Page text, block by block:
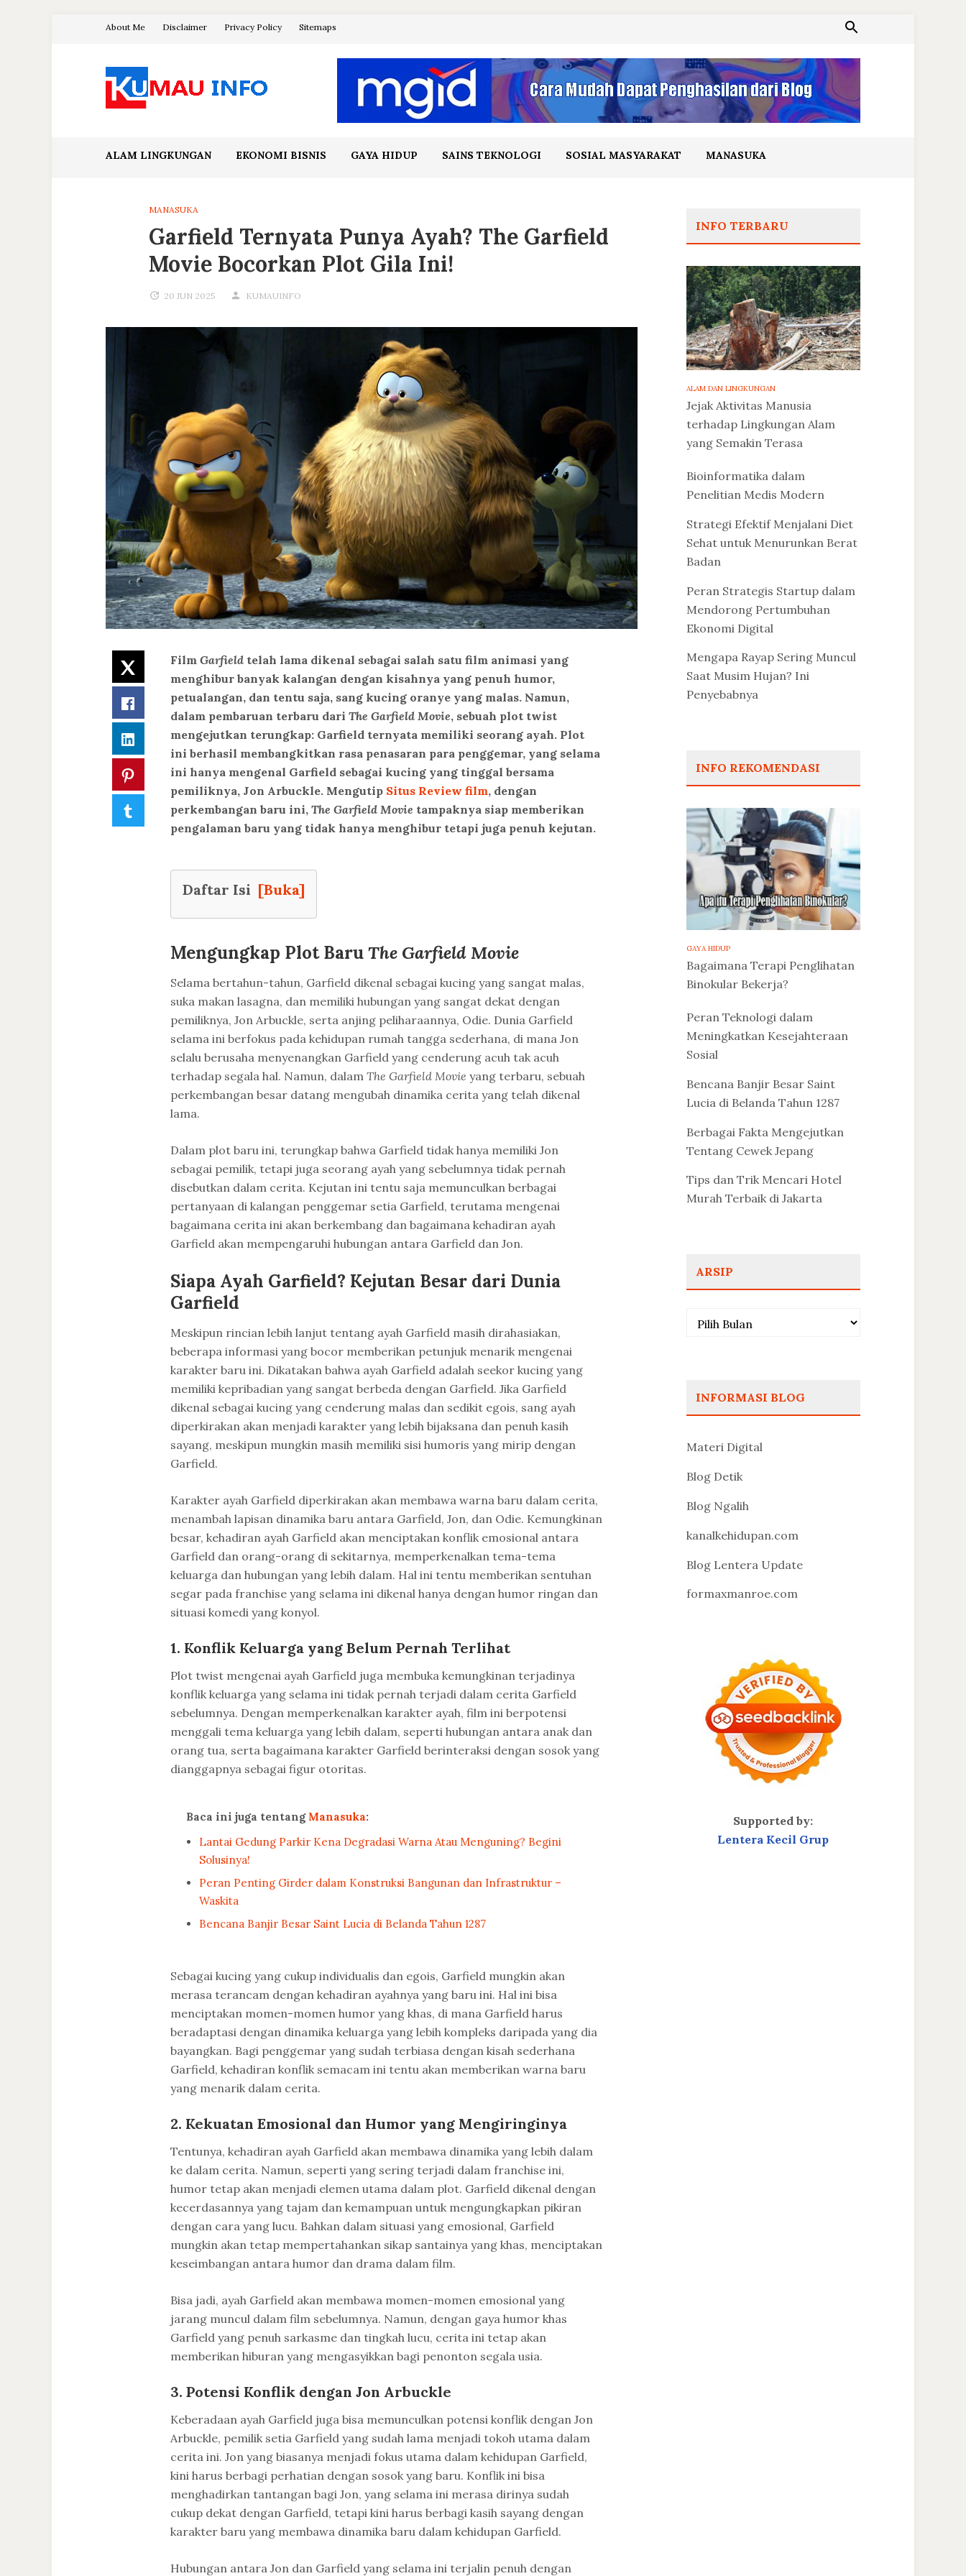
About Me Disclaimer Privacy Policy Sitemaps
ALAM LINGKUNGAN EKONOMI BISNIS GAYA HIDUP SAINS TEKNOLOGI SOSIAL MASYARAKAT MANASUKA
MANASUKA
Garfield Ternyata Punya Ayah? The Garfield
Movie Bocorkan Plot Gila Ini!
20 JUN 2025 KUMAUINFO
Twitter
Facebook
LinkedIn
Pinterest
Tumblr
Film Garfieldtelah lama dikenal sebagai salah satu film animasi yang
menghibur banyak kalangan dengan kisahnya yang penuh humor,
petualangan, dan tentu saja, sang kucing oranye yang malas. Namun,
dalam pembaruan terbaru dari The Garfield Movie, sebuah plot twist
mengejutkan terungkap: Garfield ternyata memiliki seorang ayah. Plot
ini berhasil membangkitkan rasa penasaran para penggemar, yang selama
ini hanya mengenal Garfield sebagai kucing yang tinggal bersama
pemiliknya, Jon Arbuckle. Mengutip Situs Review film, dengan
perkembangan baru ini, The Garfield Movie tampaknya siap memberikan
pengalaman baru yang tidak hanya menghibur tetapi juga penuh kejutan.
Daftar Isi [Buka]
Mengungkap Plot BaruThe Garfield Movie
Selama bertahun-tahun, Garfield dikenal sebagai kucing yang sangat malas,
suka makan lasagna, dan memiliki hubungan yang sangat dekat dengan
pemiliknya, Jon Arbuckle, serta anjing peliharaannya, Odie. Dunia Garfield
selama ini berfokus pada kehidupan rumah tangga sederhana, di mana Jon
selalu berusaha menyenangkan Garfield yang cenderung acuh tak acuh
terhadap segala hal. Namun, dalam The Garfield Movie yang terbaru, sebuah
perkembangan besar datang mengubah dinamika cerita yang telah dikenal
lama.
Dalam plot baru ini, terungkap bahwa Garfield tidak hanya memiliki Jon
sebagai pemilik, tetapi juga seorang ayah yang sebelumnya tidak pernah
disebutkan dalam cerita. Kejutan ini tentu saja memunculkan berbagai
pertanyaan di kalangan penggemar setia Garfield, terutama mengenai
bagaimana cerita ini akan berkembang dan bagaimana kehadiran ayah
Garfield akan mempengaruhi hubungan antara Garfield dan Jon.
Siapa Ayah Garfield? Kejutan Besar dari Dunia
Garfield
Meskipun rincian lebih lanjut tentang ayah Garfield masih dirahasiakan,
beberapa informasi yang bocor memberikan petunjuk menarik mengenai
karakter baru ini. Dikatakan bahwa ayah Garfield adalah seekor kucing yang
memiliki kepribadian yang sangat berbeda dengan Garfield. Jika Garfield
dikenal sebagai kucing yang cenderung malas dan sedikit egois, sang ayah
diperkirakan akan menjadi karakter yang lebih bijaksana dan penuh kasih
sayang, meskipun mungkin masih memiliki sisi humoris yang mirip dengan
Garfield.
Karakter ayah Garfield diperkirakan akan membawa warna baru dalam cerita,
menambah lapisan dinamika baru antara Garfield, Jon, dan Odie. Kemungkinan
besar, kehadiran ayah Garfield akan menciptakan konflik emosional antara
Garfield dan orang-orang di sekitarnya, memperkenalkan tema-tema
keluarga dan hubungan yang lebih dalam. Hal ini tentu memberikan sentuhan
segar pada franchise yang selama ini dikenal hanya dengan humor ringan dan
situasi komedi yang konyol.
1. Konflik Keluarga yang Belum Pernah Terlihat
Plot twist mengenai ayah Garfield juga membuka kemungkinan terjadinya
konflik keluarga yang selama ini tidak pernah terjadi dalam cerita Garfield
sebelumnya. Dengan memperkenalkan karakter ayah, film ini berpotensi
menggali tema keluarga yang lebih dalam, seperti hubungan antara anak dan
orang tua, serta bagaimana karakter Garfield berinteraksi dengan sosok yang
dianggapnya sebagai figur otoritas.
Baca ini juga tentang Manasuka:
Lantai Gedung Parkir Kena Degradasi Warna Atau Menguning? Begini
Solusinya!
Peran Penting Girder dalam Konstruksi Bangunan dan Infrastruktur –
Waskita
Bencana Banjir Besar Saint Lucia di Belanda Tahun 1287
Sebagai kucing yang cukup individualis dan egois, Garfield mungkin akan
merasa terancam dengan kehadiran ayahnya yang baru ini. Hal ini bisa
menciptakan momen-momen humor yang khas, di mana Garfield harus
beradaptasi dengan dinamika keluarga yang lebih kompleks daripada yang dia
bayangkan. Bagi penggemar yang sudah terbiasa dengan kisah sederhana
Garfield, kehadiran konflik semacam ini tentu akan memberikan warna baru
yang menarik dalam cerita.
2. Kekuatan Emosional dan Humor yang Mengiringinya
Tentunya, kehadiran ayah Garfield akan membawa dinamika yang lebih dalam
ke dalam cerita. Namun, seperti yang sering terjadi dalam franchise ini,
humor tetap akan menjadi elemen utama dalam plot. Garfield dikenal dengan
kecerdasannya yang tajam dan kemampuan untuk mengungkapkan pikiran
dengan cara yang lucu. Bahkan dalam situasi yang emosional, Garfield
mungkin akan tetap mempertahankan sikap santainya yang khas, menciptakan
keseimbangan antara humor dan drama dalam film.
Bisa jadi, ayah Garfield akan membawa momen-momen emosional yang
jarang muncul dalam film sebelumnya. Namun, dengan gaya humor khas
Garfield yang penuh sarkasme dan tingkah lucu, cerita ini tetap akan
memberikan hiburan yang mengasyikkan bagi penonton segala usia.
3. Potensi Konflik dengan Jon Arbuckle
Keberadaan ayah Garfield juga bisa memunculkan potensi konflik dengan Jon
Arbuckle, pemilik setia Garfield yang sudah lama menjadi tokoh utama dalam
cerita ini. Jon yang biasanya menjadi fokus utama dalam kehidupan Garfield,
kini harus berbagi perhatian dengan sosok yang baru. Konflik ini bisa
menghadirkan tantangan bagi Jon, yang selama ini merasa dirinya sudah
cukup dekat dengan Garfield, tetapi kini harus berbagi kasih sayang dengan
karakter baru yang membawa dinamika baru dalam kehidupan Garfield.
Hubungan antara Jon dan Garfield yang selama ini terjalin penuh dengan
INFO TERBARU
ALAM DAN LINGKUNGAN
Jejak Aktivitas Manusia
terhadap Lingkungan Alam
yang Semakin Terasa
Bioinformatika dalam
Penelitian Medis Modern
Strategi Efektif Menjalani Diet
Sehat untuk Menurunkan Berat
Badan
Peran Strategis Startup dalam
Mendorong Pertumbuhan
Ekonomi Digital
Mengapa Rayap Sering Muncul
Saat Musim Hujan? Ini
Penyebabnya
INFO REKOMENDASI
GAYA HIDUP
Bagaimana Terapi Penglihatan
Binokular Bekerja?
Peran Teknologi dalam
Meningkatkan Kesejahteraan
Sosial
Bencana Banjir Besar Saint
Lucia di Belanda Tahun 1287
Berbagai Fakta Mengejutkan
Tentang Cewek Jepang
Tips dan Trik Mencari Hotel
Murah Terbaik di Jakarta
ARSIP
Arsip
INFORMASI BLOG
Materi Digital
Blog Detik
Blog Ngalih
kanalkehidupan.com
Blog Lentera Update
formaxmanroe.com
Supported by:
Lentera Kecil Grup